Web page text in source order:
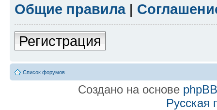
Общие правила|
Регистрация
Список форумов
Создано на основе phpBB
Русская